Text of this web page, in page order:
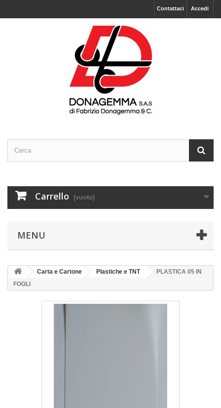
Accedi
Contattaci
Carrello (vuoto)
MENU
Carta e Cartone Plastiche e TNT
PLASTICA 05 IN
FOGLI